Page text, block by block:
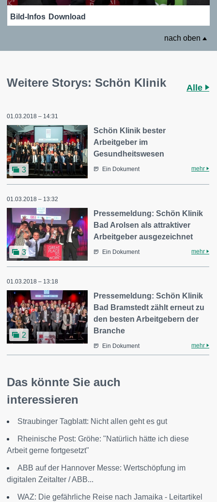
Bild-Infos Download
nach oben
Weitere Storys: Schön Klinik Alle
01.03.2018 – 14:31
3
Schön Klinik bester
Arbeitgeber im
Gesundheitswesen
Ein Dokument mehr
01.03.2018 – 13:32
3
Pressemeldung: Schön Klinik
Bad Arolsen als attraktiver
Arbeitgeber ausgezeichnet
Ein Dokument mehr
01.03.2018 – 13:18
2
Pressemeldung: Schön Klinik
Bad Bramstedt zählt erneut zu
den besten Arbeitgebern der
Branche
Ein Dokument mehr
Das könnte Sie auch
interessieren
Straubinger Tagblatt: Nicht allen geht es gut
Rheinische Post: Gröhe: "Natürlich hätte ich diese
Arbeit gerne fortgesetzt"
ABB auf der Hannover Messe: Wertschöpfung im
digitalen Zeitalter / ABB...
WAZ: Die gefährliche Reise nach Jamaika - Leitartikel